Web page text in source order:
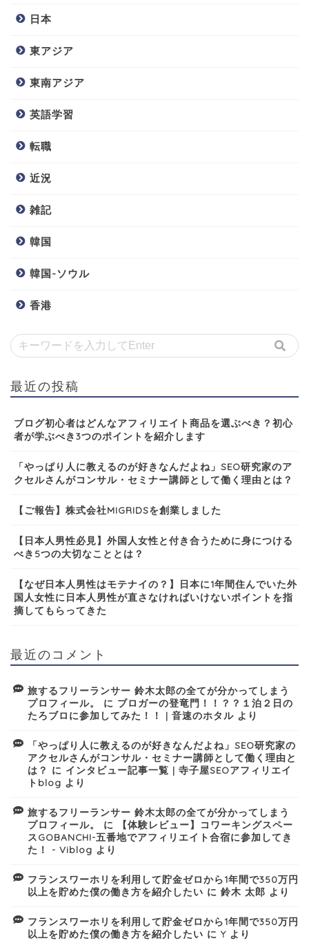
日本
東アジア
東南アジア
英語学習
転職
近況
雑記
韓国
韓国-ソウル
香港
最近の投稿
ブログ初心者はどんなアフィリエイト商品を選ぶべき？初心
者が学ぶべき3つのポイントを紹介します
「やっぱり人に教えるのが好きなんだよね」SEO研究家のア
クセルさんがコンサル・セミナー講師として働く理由とは？
【ご報告】株式会社MIGRIDSを創業しました
【日本人男性必見】外国人女性と付き合うために身につける
べき5つの大切なこととは？
【なぜ日本人男性はモテナイの？】日本に1年間住んでいた外
国人女性に日本人男性が直さなければいけないポイントを指
摘してもらってきた
最近のコメント
旅するフリーランサー 鈴木太郎の全てが分かってしまう
プロフィール。
に ブロガーの登竜門！！？？１泊２日の
たろブロに参加してみた！！ | 音速のホタル より
「やっぱり人に教えるのが好きなんだよね」SEO研究家の
アクセルさんがコンサル・セミナー講師として働く理由と
は？ に インタビュー記事一覧 | 寺子屋SEOアフィリエイ
トblog より
旅するフリーランサー 鈴木太郎の全てが分かってしまう
プロフィール。
に
【体験レビュー】コワーキングスペー
スGOBANCHI-五番地でアフィリエイト合宿に参加してき
た！ - Viblog より
フランスワーホリを利用して貯金ゼロから1年間で350万円
以上を貯めた僕の働き方を紹介したい に 鈴木 太郎 より
フランスワーホリを利用して貯金ゼロから1年間で350万円
以上を貯めた僕の働き方を紹介したい に Y より